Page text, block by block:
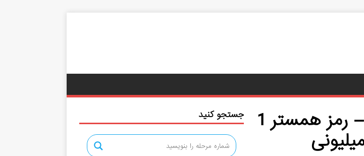
کد مورس همستر ۱ شهریور امروز – رمز همستر 1 جستجو کنید